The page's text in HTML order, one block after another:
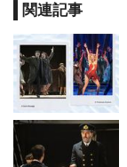
関連記事